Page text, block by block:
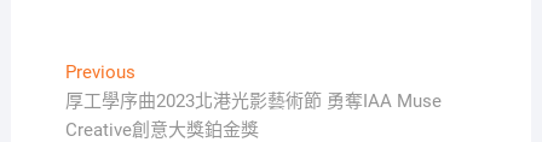
文
章
PreviousPrevious
post:
厚工學序曲2023北港光影藝術節 勇奪IAA Muse
Creative創意大獎鉑金獎